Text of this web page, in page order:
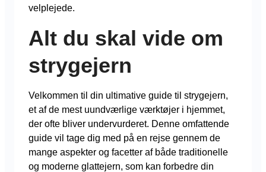
velplejede.
Alt du skal vide om
strygejern
Velkommen til din ultimative guide til strygejern,
et af de mest uundværlige værktøjer i hjemmet,
der ofte bliver undervurderet. Denne omfattende
guide vil tage dig med på en rejse gennem de
mange aspekter og facetter af både traditionelle
og moderne glattejern, som kan forbedre din